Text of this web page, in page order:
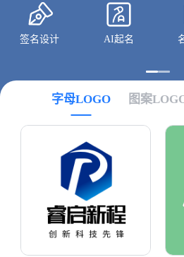
签名设计 AI起名
字母LOGO 图案